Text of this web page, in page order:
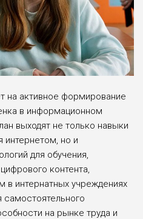
на активное формирование
в информационном
выходят не только навыки
интернетом, но и
для обучения,
контента,
интернатных учреждениях
самостоятельного
на рынке труда и